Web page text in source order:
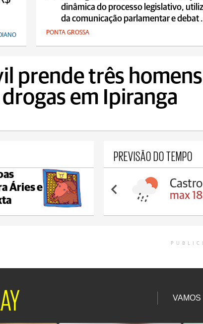
dinâmica do processo legislativo,
da comunicação parlamentar e debat
PONTA GROSSA
prende três
em Ipiranga
Áries e
PREVISÃO DO TEMPO
min 18°C max
VAMOS